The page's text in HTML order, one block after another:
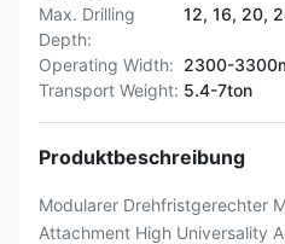
Max. Drilling
Depth:
12, 16, 20,
Operating Width: 2300-
Transport Weight: 5.4-7ton
Produktbeschreibung
Modularer Drehfristgerechter
Attachment High Universality